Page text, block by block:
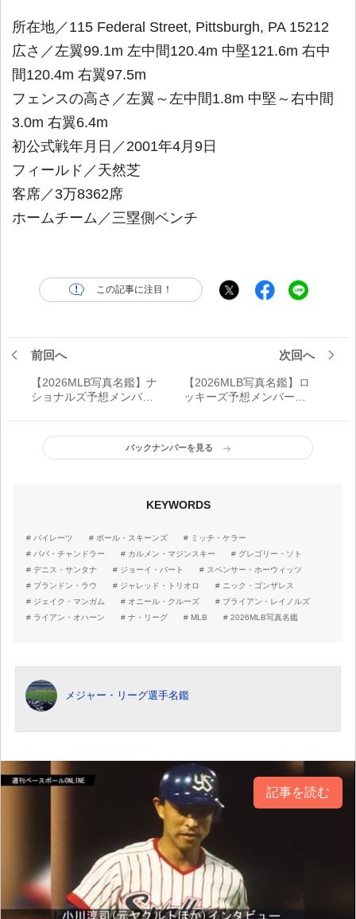
所在地／115 Federal Street, Pittsburgh, PA 15212
広さ／左翼99.1m 左中間120.4m 中堅121.6m 右中
間120.4m 右翼97.5m
フェンスの高さ／左翼～左中間1.8m 中堅～右中間
3.0m 右翼6.4m
初公式戦年月日／2001年4月9日
フィールド／天然芝
客席／3万8362席
ホームチーム／三塁側ベンチ
この記事に注目！
前回へ
【2026MLB写真名鑑】ナ
ショナルズ予想メンバー
区戦力分析
次回へ
【2026MLB写真名鑑】ロ
ッキーズ予想メンバーリ
戦力分析
バックナンバーを見る
KEYWORDS
パイレーツ ポール・スキーンズ
ミッチ・ケラー
ババ・チャンドラー
カルメン・マジンスキー
グレゴリー・ソト
デニス・サンタナ
ジョーイ・バート
スペンサー・ホーウィッツ
ブランドン・ラウ
ジャレッド・トリオロ
ニック・ゴンザレス
ジェイク・マンガム
オニール・クルーズ
ブライアン・レイノルズ
ライアン・オハーン
ナ・リーグ MLB 2026MLB写真名鑑
メジャー・リーグ選手名鑑
記事を読む